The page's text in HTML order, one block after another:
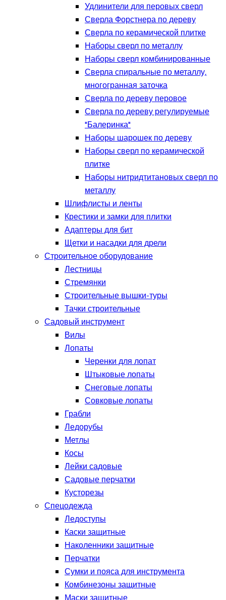
Удлинители для перовых сверл
Сверла Форстнера по дереву
Сверла по керамической плитке
Наборы сверл по металлу
Наборы сверл комбинированные
Сверла спиральные по металлу,
многогранная заточка
Сверла по дереву перовое
Сверла по дереву регулируемые
"Балеринка"
Наборы шарошек по дереву
Наборы сверл по керамической
плитке
Наборы нитридтитановых сверл по
металлу
Шлифлисты и ленты
Крестики и замки для плитки
Адаптеры для бит
Щетки и насадки для дрели
Строительное оборудование
Лестницы
Стремянки
Строительные вышки-туры
Тачки строительные
Садовый инструмент
Вилы
Лопаты
Черенки для лопат
Штыковые лопаты
Снеговые лопаты
Совковые лопаты
Грабли
Ледорубы
Метлы
Косы
Лейки садовые
Садовые перчатки
Кусторезы
Спецодежда
Ледоступы
Каски защитные
Наколенники защитные
Перчатки
Сумки и пояса для инструмента
Комбинезоны защитные